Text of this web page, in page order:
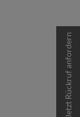
Jetzt Rückruf anfordern